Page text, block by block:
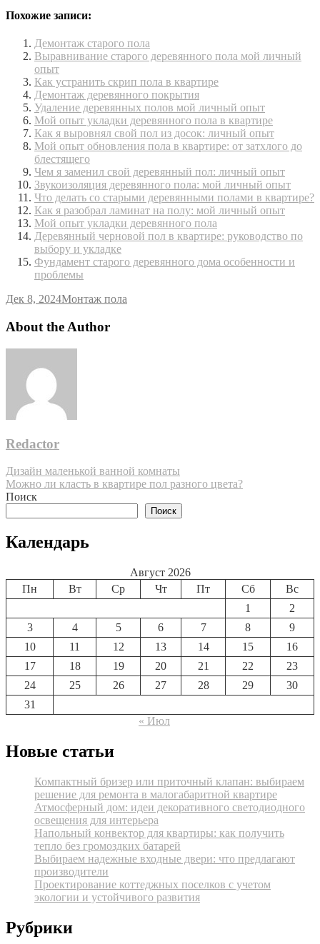
Похожие записи:
Демонтаж старого пола
Выравнивание старого деревянного пола мой личный
опыт
Как устранить скрип пола в квартире
Демонтаж деревянного покрытия
Удаление деревянных полов мой личный опыт
Мой опыт укладки деревянного пола в квартире
Как я выровнял свой пол из досок: личный опыт
Мой опыт обновления пола в квартире: от затхлого до
блестящего
Чем я заменил свой деревянный пол: личный опыт
Звукоизоляция деревянного пола: мой личный опыт
Что делать со старыми деревянными полами в квартире?
Как я разобрал ламинат на полу: мой личный опыт
Мой опыт укладки деревянного пола
Деревянный черновой пол в квартире: руководство по
выбору и укладке
Фундамент старого деревянного дома особенности и
проблемы
Дек 8, 2024Монтаж пола
About the Author
Redactor
Навигация
по
Дизайн маленькой ванной комнаты
Можно ли класть в квартире пол разного цвета?
Поиск
Поиск
Календарь
Август 2026
Пн
Вт Ср Чт Пт Сб
Вс
1
2
3
4 5 6 7 8
9
10
11 12 13 14 15
16
17
18 19 20 21 22
23
24
25 26 27 28 29
30
31
« Июл
Новые статьи
Компактный бризер или приточный клапан: выбираем
решение для ремонта в малогабаритной квартире
Атмосферный дом: идеи декоративного светодиодного
освещения для интерьера
Напольный конвектор для квартиры: как получить
тепло без громоздких батарей
Выбираем надежные входные двери: что предлагают
производители
Проектирование коттеджных поселков с учетом
экологии и устойчивого развития
Рубрики